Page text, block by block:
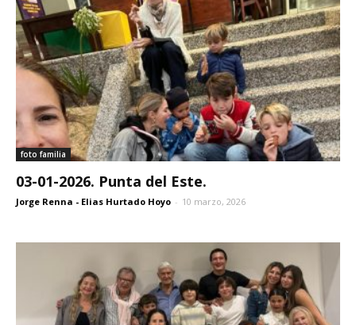
foto familia
03-01-2026. Punta del Este.
Jorge Renna - Elias Hurtado Hoyo - 10 marzo, 2026